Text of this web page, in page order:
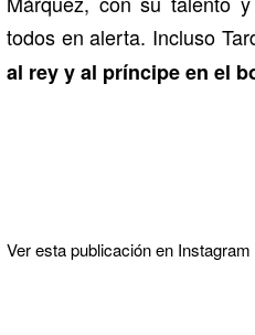
todos en alerta. Incluso
al rey y al príncipe en el
Ver esta publicación en Instagram